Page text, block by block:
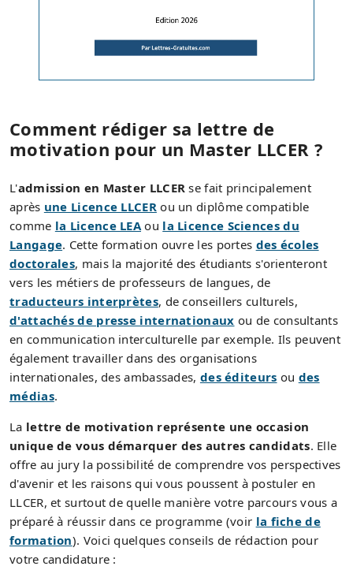
Comment rédiger sa lettre de
motivation pour un Master LLCER ?
L'admission en Master LLCER se fait principalement
après une Licence LLCER ou un diplôme compatible
comme la Licence LEA ou la Licence Sciences du
Langage. Cette formation ouvre les portes des écoles
doctorales, mais la majorité des étudiants s'orienteront
vers les métiers de professeurs de langues, de
traducteurs interprètes, de conseillers culturels,
d'attachés de presse internationaux ou de consultants
en communication interculturelle par exemple. Ils peuvent
également travailler dans des organisations
internationales, des ambassades, des éditeurs ou des
médias.
La lettre de motivation représente une occasion
unique de vous démarquer des autres candidats. Elle
offre au jury la possibilité de comprendre vos perspectives
d'avenir et les raisons qui vous poussent à postuler en
LLCER, et surtout de quelle manière votre parcours vous a
préparé à réussir dans ce programme (voir la fiche de
formation). Voici quelques conseils de rédaction pour
votre candidature :